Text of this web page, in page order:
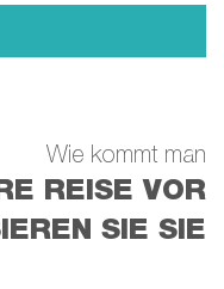
Wie kommt man
REISE VOR
SIE SIE